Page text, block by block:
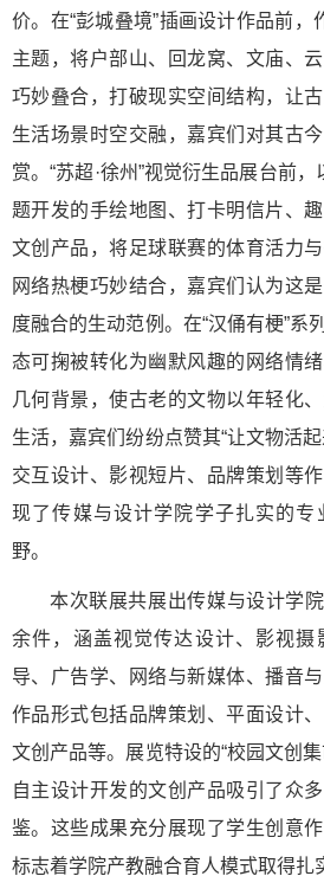
价。在“彭城叠境”插画设计作品前，
主题，将户部山、回龙窝、文庙、
巧妙叠合，打破现实空间结构，让
生活场景时空交融，嘉宾们对其古
赏。“苏超·徐州”视觉衍生品展台前，
题开发的手绘地图、打卡明信片、
文创产品，将足球联赛的体育活力
网络热梗巧妙结合，嘉宾们认为这
度融合的生动范例。在“汉俑有梗”系
态可掬被转化为幽默风趣的网络情
几何背景，使古老的文物以年轻化
生活，嘉宾们纷纷点赞其“让文物活起
交互设计、影视短片、品牌策划等
现了传媒与设计学院学子扎实的专
野。
本次联展共展出传媒与设计学
余件，涵盖视觉传达设计、影视摄
导、广告学、网络与新媒体、播音
作品形式包括品牌策划、平面设计
文创产品等。展览特设的“校园文创
自主设计开发的文创产品吸引了众
鉴。这些成果充分展现了学生创意
标志着学院产教融合育人模式取得扎